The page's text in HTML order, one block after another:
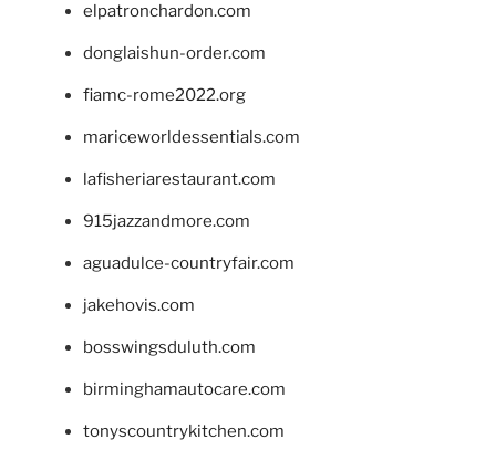
elpatronchardon.com
donglaishun-order.com
fiamc-rome2022.org
mariceworldessentials.com
lafisheriarestaurant.com
915jazzandmore.com
aguadulce-countryfair.com
jakehovis.com
bosswingsduluth.com
birminghamautocare.com
tonyscountrykitchen.com